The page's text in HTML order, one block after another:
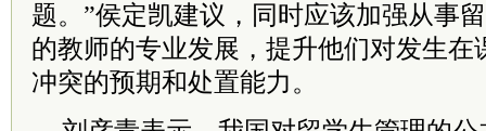
题。”侯定凯建议，同时应该加强从事
的教师的专业发展，提升他们对发生在
冲突的预期和处置能力。